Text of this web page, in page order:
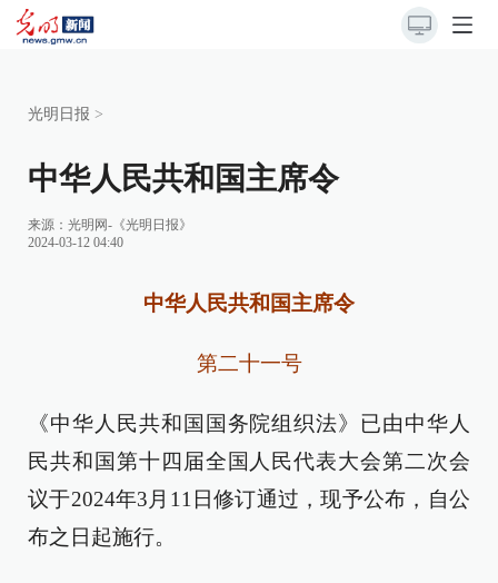
光明日报 >
中华人民共和国主席令
来源： 光明网-《光明日报》
2024-03-12 04:40
中华人民共和国主席令
第二十一号
《中华人民共和国国务院组织法》已由中华人
民共和国第十四届全国人民代表大会第二次会
议于2024年3月11日修订通过，现予公布，自公
布之日起施行。